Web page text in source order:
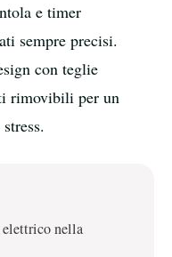
e timer
sempre precisi.
con teglie
rimovibili per un
elettrico nella